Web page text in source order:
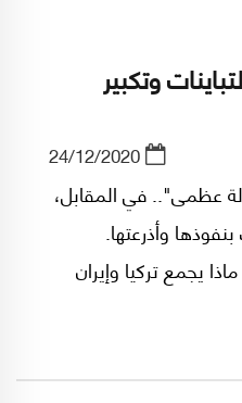
وتكبير
24/12/2020
عظمى".. في المقابل،
وأذرعتها.
يجمع تركيا وإيران